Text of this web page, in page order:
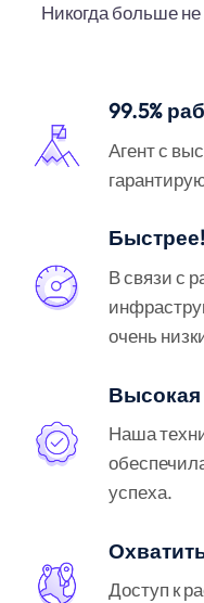
Никогда больше
99.5%
Агент с
Быстрее!
В связи с
очень
Высокая
Наша
успеха.
Доступ к